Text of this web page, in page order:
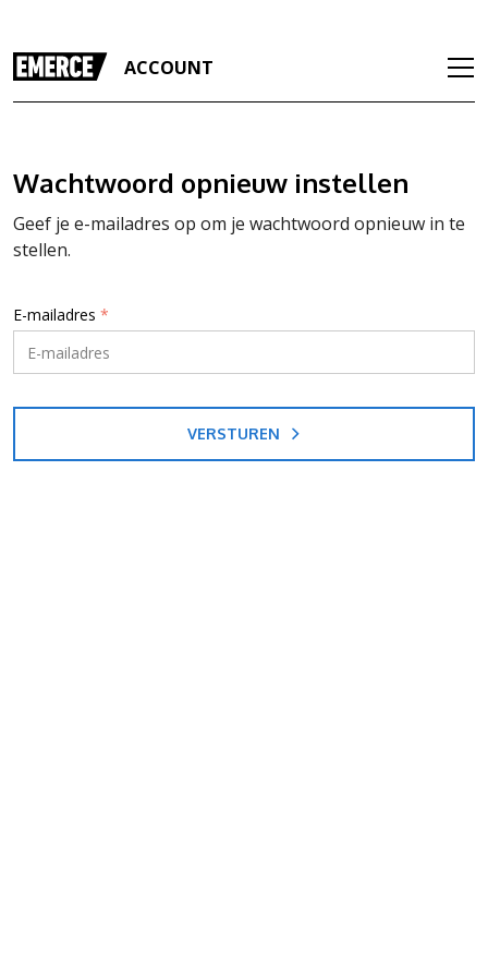
ACCOUNT
Wachtwoord opnieuw instellen
Geef je e-mailadres op om je wachtwoord opnieuw in te
stellen.
E-mailadres *
VERSTUREN